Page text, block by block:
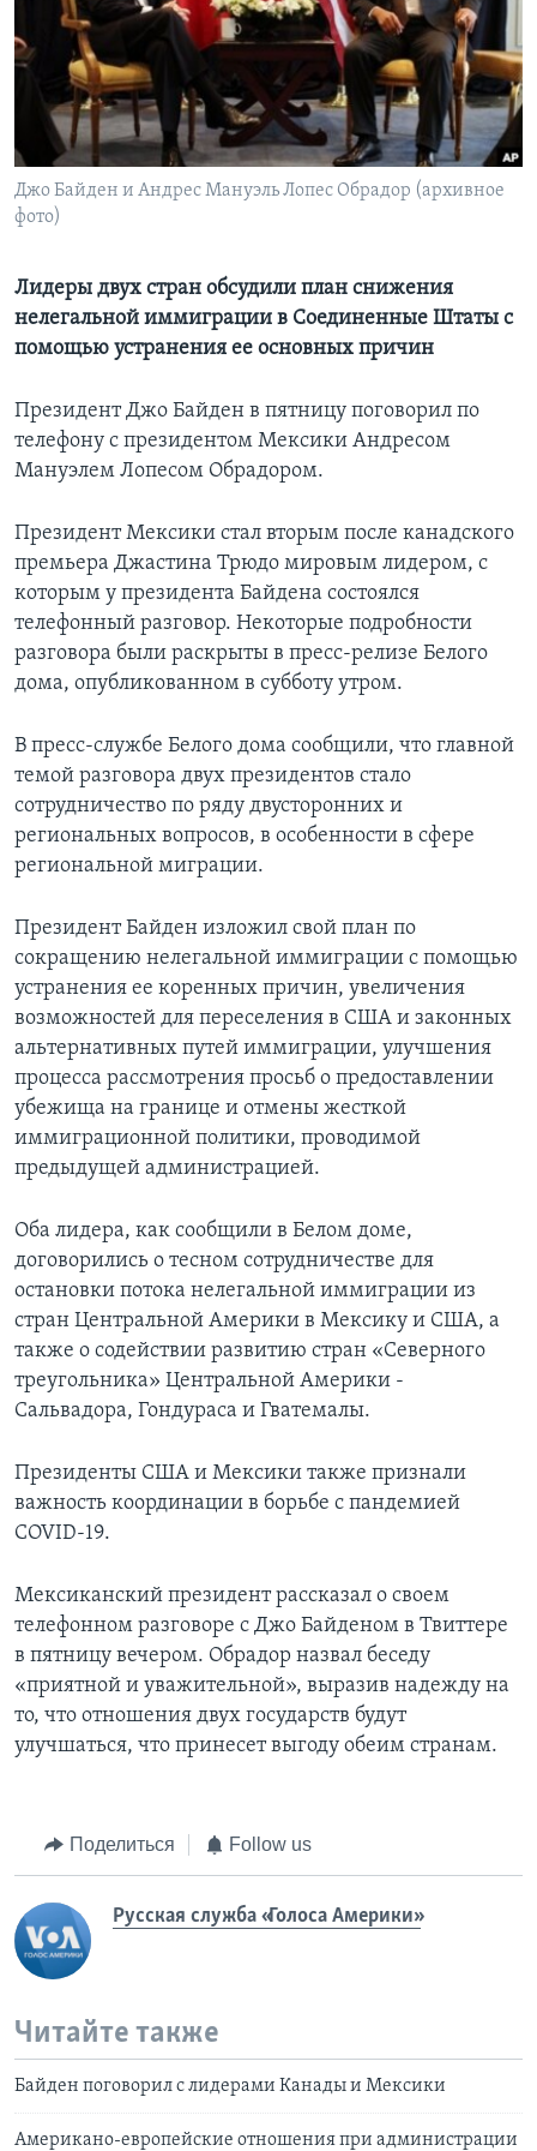
Learning English
СОЦИАЛЬНЫЕ СЕТИ
Языки
Джо Байден и Андрес Мануэль Лопес Обрадор (архивное
фото)
Лидеры двух стран обсудили план снижения
нелегальной иммиграции в Соединенные Штаты с
помощью устранения ее основных причин
Президент Джо Байден в пятницу поговорил по
телефону с президентом Мексики Андресом
Мануэлем Лопесом Обрадором.
Президент Мексики стал вторым после канадского
премьера Джастина Трюдо мировым лидером, с
которым у президента Байдена состоялся
телефонный разговор. Некоторые подробности
разговора были раскрыты в пресс-релизе Белого
дома, опубликованном в субботу утром.
В пресс-службе Белого дома сообщили, что главной
темой разговора двух президентов стало
сотрудничество по ряду двусторонних и
региональных вопросов, в особенности в сфере
региональной миграции.
Президент Байден изложил свой план по
сокращению нелегальной иммиграции с помощью
устранения ее коренных причин, увеличения
возможностей для переселения в США и законных
альтернативных путей иммиграции, улучшения
процесса рассмотрения просьб о предоставлении
убежища на границе и отмены жесткой
иммиграционной политики, проводимой
предыдущей администрацией.
Оба лидера, как сообщили в Белом доме,
договорились о тесном сотрудничестве для
остановки потока нелегальной иммиграции из
стран Центральной Америки в Мексику и США, а
также о содействии развитию стран «Северного
треугольника» Центральной Америки -
Сальвадора, Гондураса и Гватемалы.
Президенты США и Мексики также признали
важность координации в борьбе с пандемией
COVID-19.
Мексиканский президент рассказал о своем
телефонном разговоре с Джо Байденом в Твиттере
в пятницу вечером. Обрадор назвал беседу
«приятной и уважительной», выразив надежду на
то, что отношения двух государств будут
улучшаться, что принесет выгоду обеим странам.
Поделиться Follow us
Русская служба «Голоса Америки»
Читайте также
Байден поговорил с лидерами Канады и Мексики
Американо-европейские отношения при администрации